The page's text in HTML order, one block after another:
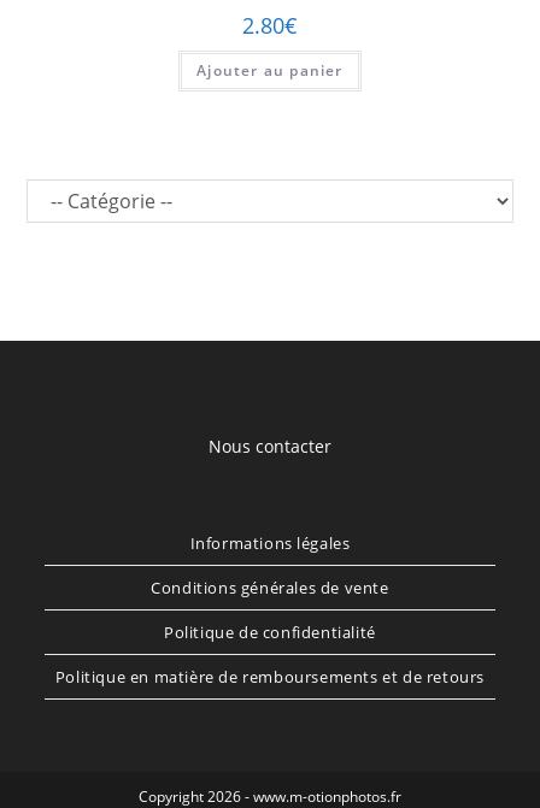
2.80€
Ajouter au panier
Nous contacter
Informations légales
Conditions générales de vente
Politique de confidentialité
Politique en matière de remboursements et de retours
Copyright 2026 - www.m-otionphotos.fr